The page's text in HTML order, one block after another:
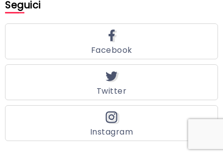
Seguici
Facebook
Twitter
Instagram